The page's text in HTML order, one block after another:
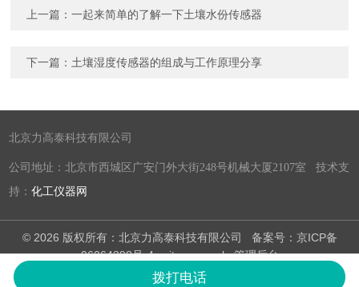
上一篇：一起来简单的了解一下土壤水份传感器
下一篇： 土壤湿度传感器的组成与工作原理分享
北京力高泰科技有限公司
公司地址：北京市西城区广安门外大街248号机械大厦2107室 技术支
持：化工仪器网
© 2026 版权所有：北京力高泰科技有限公司 备案号：京ICP备
06064398号-4
sitemap.xml
管理后台
法律声明
隐私政策
拨打电话